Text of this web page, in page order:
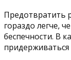
Предотвратить
гораздо легче,
беспечности. В